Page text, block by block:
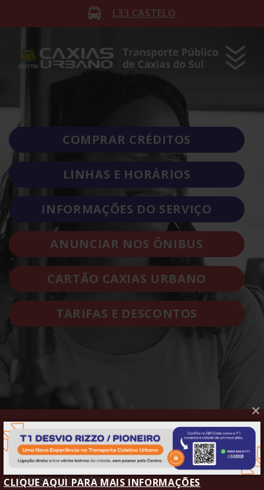
×
CLIQUE AQUI PARA MAIS INFORMAÇÕES
L33 CASTELO
COMPRAR CRÉDITOS
LINHAS E HORÁRIOS
INFORMAÇÕES DO SERVIÇO
ANUNCIAR NOS ÔNIBUS
CARTÃO CAXIAS URBANO
TARIFAS E DESCONTOS
COMPRAR CRÉDITOS
Pessoa Física
Pessoa Jurídica